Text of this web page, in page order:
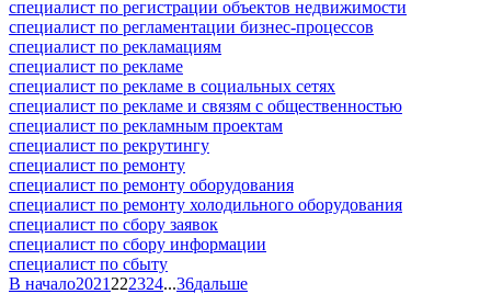
специалист по регистрации объектов недвижимости
специалист по регламентации бизнес-процессов
специалист по рекламациям
специалист по рекламе
специалист по рекламе в социальных сетях
специалист по рекламе и связям с общественностью
специалист по рекламным проектам
специалист по рекрутингу
специалист по ремонту
специалист по ремонту оборудования
специалист по ремонту холодильного оборудования
специалист по сбору заявок
специалист по сбору информации
специалист по сбыту
В начало2021 222324...36дальше